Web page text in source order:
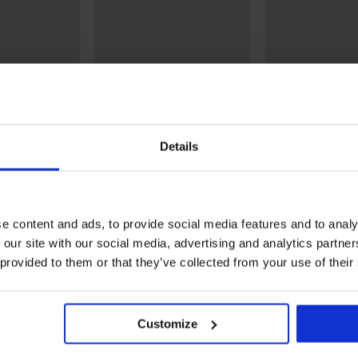
Details
content and ads, to provide social media features and to
site with our social media, advertising and analytics
to them or that they’ve collected from your use of
Customize
4,9
Basic
код: BRA20
Отстъпка -40%
4,4
19,79 €(38,71 лв.)32,99 €
Flowerkiss
34,99 €(68,43 лв.)
НА ПРОДУКТ 2 PACK долни